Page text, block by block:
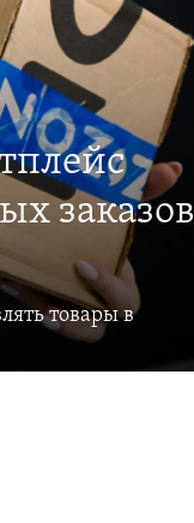
заказов
товары в